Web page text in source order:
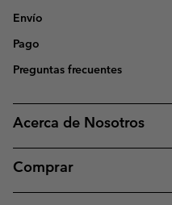
Envío
Pago
Preguntas frecuentes
Acerca de Nosotros
Comprar